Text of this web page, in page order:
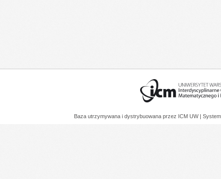
Baza utrzymywana i dystrybuowana przez ICM UW |